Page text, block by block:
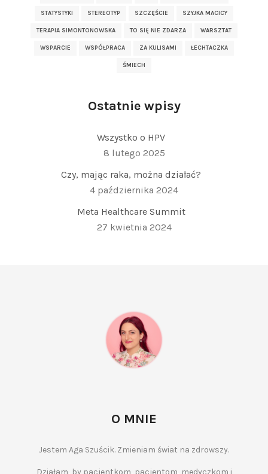
STATYSTYKI STEREOTYP SZCZĘŚCIE SZYJKA MACICY
TERAPIA SIMONTONOWSKA TO SIĘ NIE ZDARZA WARSZTAT
WSPARCIE WSPÓŁPRACA ZA KULISAMI ŁECHTACZKA
ŚMIECH
Ostatnie wpisy
Wszystko o HPV
8 lutego 2025
Czy, mając raka, można działać?
4 października 2024
Meta Healthcare Summit
27 kwietnia 2024
O MNIE
Jestem Aga Szuścik. Zmieniam świat na zdrowszy.
Działam, by pacjentkom, pacjentom, medyczkom i